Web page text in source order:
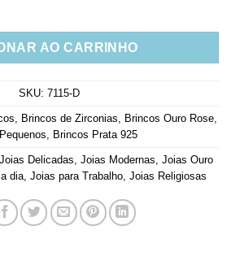
Cruz Egípcia Esmeralda Ouro Rose
AO CARRINHO
SKU: 7115-D
, Brincos de Zirconias, Brincos Ouro Rose,
, Brincos Prata 925
Joias Delicadas, Joias Modernas, Joias Ouro
dia, Joias para Trabalho, Joias Religiosas